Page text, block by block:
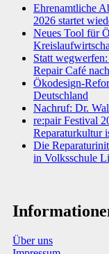
Ehrenamtliche
2026 startet
Neues Tool für
Statt
Repair Café
Ökodesign-
Deutschland
Nachruf: Dr.
re:pair Festival
Reparaturkultur
Die
in Volksschule
Über uns